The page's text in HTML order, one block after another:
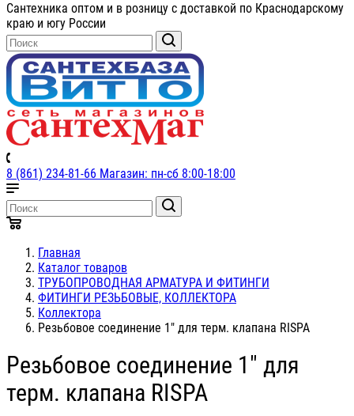
Сантехника оптом и в розницу с доставкой по Краснодарскому
краю и югу России
8 (861) 234-81-66 Магазин: пн-сб 8:00-18:00
Главная
Каталог товаров
ТРУБОПРОВОДНАЯ АРМАТУРА И ФИТИНГИ
ФИТИНГИ РЕЗЬБОВЫЕ, КОЛЛЕКТОРА
Коллектора
Резьбовое соединение 1" для терм. клапана RISPA
Резьбовое соединение 1" для
терм. клапана RISPA